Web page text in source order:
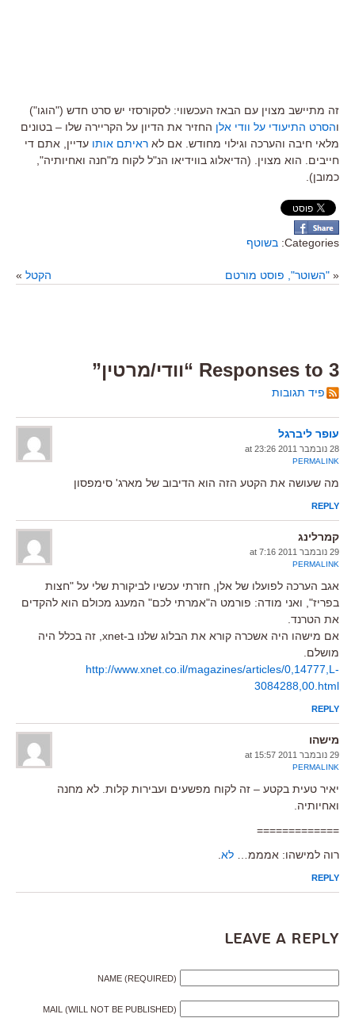
זה מתיישב מצוין עם הבאז העכשווי: לסקורסזי יש סרט חדש ("הוגו")
והסרט התיעודי על וודי אלן החזיר את הדיון על הקריירה שלו – בטונים
מלאי חיבה והערכה וגילוי מחודש. אם לא ראיתם אותו עדיין, אתם די
חייבים. הוא מצוין. (הדיאלוג בווידיאו הנ"ל לקוח מ"חנה ואחיותיה",
כמובן).
Categories: בשוטף
« "השוטר", פוסט מורטם הקטל »
3 Responses to “וודי/מרטין”
פיד תגובות
עופר ליברגל
28 נובמבר 2011 at 23:26
PERMALINK
מה שעושה את הקטע הזה הוא הדיבוב של מארג' סימפסון
REPLY
קמרלינג
29 נובמבר 2011 at 7:16
PERMALINK
אגב הערכה לפועלו של אלן, חזרתי עכשיו לביקורת שלי על "חצות
בפריז", ואני מודה: פורמט ה"אמרתי לכם" המענג מכולם הוא להקדים
את הטרנד.
אם מישהו היה אשכרה קורא את הבלוג שלנו ב-xnet, זה בכלל היה
מושלם.
http://www.xnet.co.il/magazines/articles/0,14777,L-
3084288,00.html
REPLY
מישהו
29 נובמבר 2011 at 15:57
PERMALINK
יאיר טעית בקטע – זה לקוח מפשעים ועבירות קלות. לא מחנה
ואחיותיה.
=============
רוה למישהו: אמממ… לא
REPLY
Leave a Reply
NAME (REQUIRED)
MAIL (WILL NOT BE PUBLISHED)